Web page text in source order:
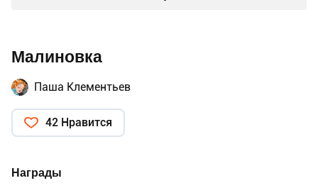
Малиновка
Паша Клементьев
42 Нравится
Награды